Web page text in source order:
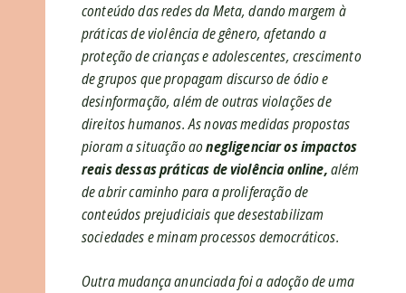
conteúdo das redes da Meta, dando margem à
práticas de violência de gênero, afetando a
proteção de crianças e adolescentes, crescimento
de grupos que propagam discurso de ódio e
desinformação, além de outras violações de
direitos humanos. As novas medidas propostas
pioram a situaçãoaonegligenciar os impactos
reais dessas práticas de violência online,além
de abrir caminho para a proliferação de
conteúdos prejudiciais que desestabilizam
sociedades e minam processos democráticos.
Outra mudança anunciada foi a adoção de uma